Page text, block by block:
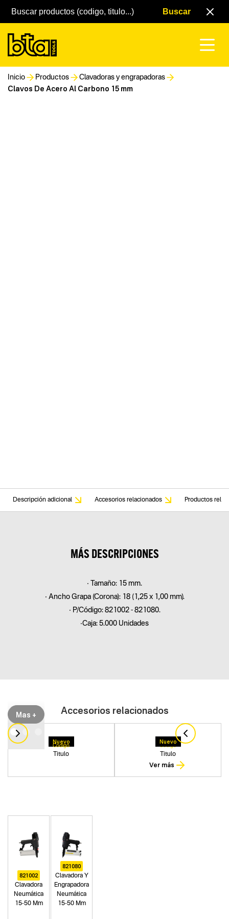
Inicio Productos Clavadoras y engrapadoras
Clavos De Acero Al Carbono 15 mm
Descripción adicional Accesorios relacionados Productos
MÁS DESCRIPCIONES
• Tamaño: 15 mm.
• Ancho Grapa (Corona): 18 (1,25 x 1,00 mm).
• P/Código: 821002 - 821080.
•Caja: 5.000 Unidades
Mas + Accesorios relacionados
Nuevo
Titulo
Codigo
Nuevo
Titulo
Codigo
Ver más
821002
Clavadora
Neumática
15-50 Mm
821080
Clavadora Y
Engrapadora
Neumática
15-50 Mm